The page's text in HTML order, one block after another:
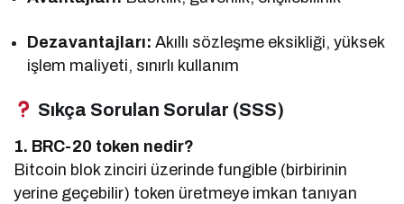
Dezavantajları: Akıllı sözleşme eksikliği, yüksek
işlem maliyeti, sınırlı kullanım
Sıkça Sorulan Sorular (SSS)
1. BRC-20 token nedir?
Bitcoin blok zinciri üzerinde fungible (birbirinin
yerine geçebilir) token üretmeye imkan tanıyan